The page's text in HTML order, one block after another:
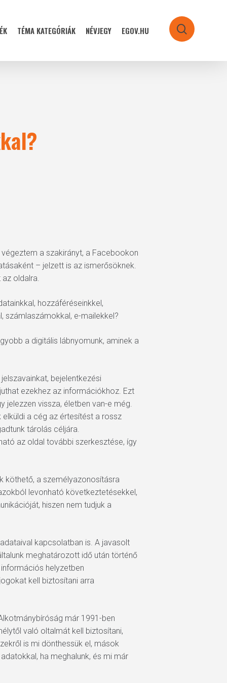
TÉMA KATEGÓRIÁK NÉVJEGY EGOV.HU search
a szakirányt, a Facebookon
– jelzett is az ismerősöknek.
az oldalra.
hozzáféréseinkkel,
számlaszámokkal, e-mailekkel?
a digitális lábnyomunk, aminek a
bejelentkezési
ezekhez az információkhoz. Ezt
jelezzen vissza, életben van-e még.
a cég az értesítést a rossz
tárolás céljára.
az oldal további szerkesztése, így
köthető, a személyazonosításra
levonható következtetésekkel,
hiszen nem tudjuk a
kapcsolatban is. A javasolt
meghatározott idő után történő
helyzetben
kell biztosítani arra
már 1991-ben
való oltalmát kell biztosítani,
is mi dönthessük el, mások
ha meghalunk, és mi már